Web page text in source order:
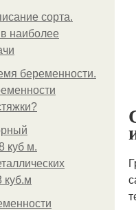
сорта.
наиболее
беременности.
куб м.
куб.м